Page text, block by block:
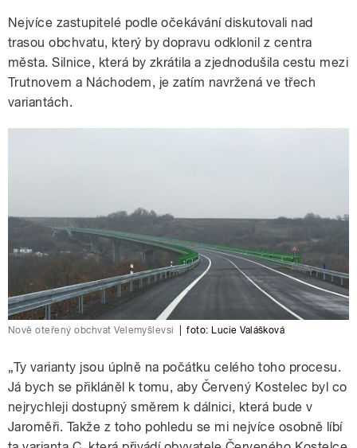
Nejvíce zastupitelé podle očekávání diskutovali nad
trasou obchvatu, který by dopravu odklonil z centra
města. Silnice, která by zkrátila a zjednodušila cestu mezi
Trutnovem a Náchodem, je zatím navržená ve třech
variantách.
Nově oteřený obchvat Velemyšlevsi foto: Lucie Valášková
„Ty varianty jsou úplně na počátku celého toho procesu.
Já bych se přikláněl k tomu, aby Červený Kostelec byl co
nejrychleji dostupný směrem k dálnici, která bude v
Jaroměři. Takže z toho pohledu se mi nejvíce osobně líbí